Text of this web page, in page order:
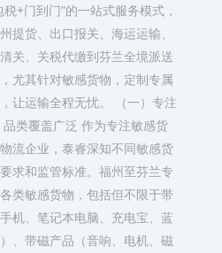
税+门到门”的一站式服务模式，
提货、出口报关、海运运输、
关、关税代缴到芬兰全境派送
尤其针对敏感货物，定制专属
让运输全程无忧。 （一）专注
类覆盖广泛 作为专注敏感货
流企业，泰睿深知不同敏感货
求和监管标准。福州至芬兰专
类敏感货物，包括但不限于带
机、笔记本电脑、充电宝、蓝
、带磁产品（音响、电机、磁